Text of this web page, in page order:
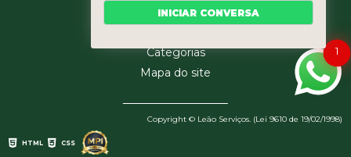
Blog
Categorias
Mapa do site
Copyright © Leão Serviços. (Lei 9610 de 19/02/1998)
HTML CSS
1
INICIAR CONVERSA